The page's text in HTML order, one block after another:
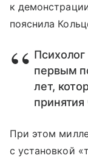
к
пояснила
первым
лет,
При этом
с установкой